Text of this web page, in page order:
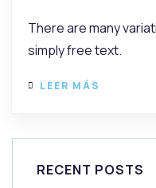
There are many
simply free text.
LEER MÁS
RECENT POSTS